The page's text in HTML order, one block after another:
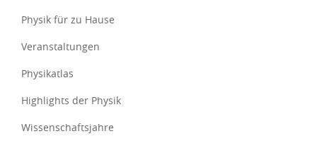
Physik für zu Hause
Veranstaltungen
Physikatlas
Highlights der Physik
Wissenschaftsjahre